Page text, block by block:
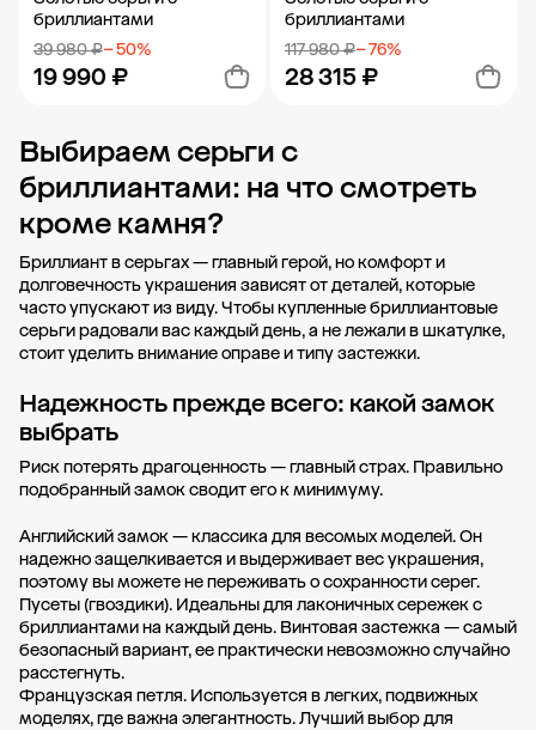
бриллиантами
39 980 ₽− 50%
19 990 ₽
Добавить в корзину
бриллиантами
117 980 ₽− 76%
28 315 ₽
Выбираем серьги с
бриллиантами: на что смотреть
кроме камня?
Бриллиант в серьгах — главный герой, но комфорт и
долговечность украшения зависят от деталей, которые
часто упускают из виду. Чтобы купленные бриллиантовые
серьги радовали вас каждый день, а не лежали в шкатулке,
стоит уделить внимание оправе и типу застежки.
Надежность прежде всего: какой замок
выбрать
Риск потерять драгоценность — главный страх. Правильно
подобранный замок сводит его к минимуму.
Английский замок — классика для весомых моделей. Он
надежно защелкивается и выдерживает вес украшения,
поэтому вы можете не переживать о сохранности серег.
Пусеты (гвоздики). Идеальны для лаконичных сережек с
бриллиантами на каждый день. Винтовая застежка — самый
безопасный вариант, ее практически невозможно случайно
расстегнуть.
Французская петля. Используется в легких, подвижных
моделях, где важна элегантность. Лучший выбор для